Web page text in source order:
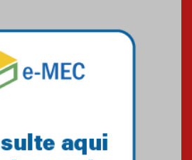
04.08.2026
Mackenzie recepciona os
calouros do segundo semestre